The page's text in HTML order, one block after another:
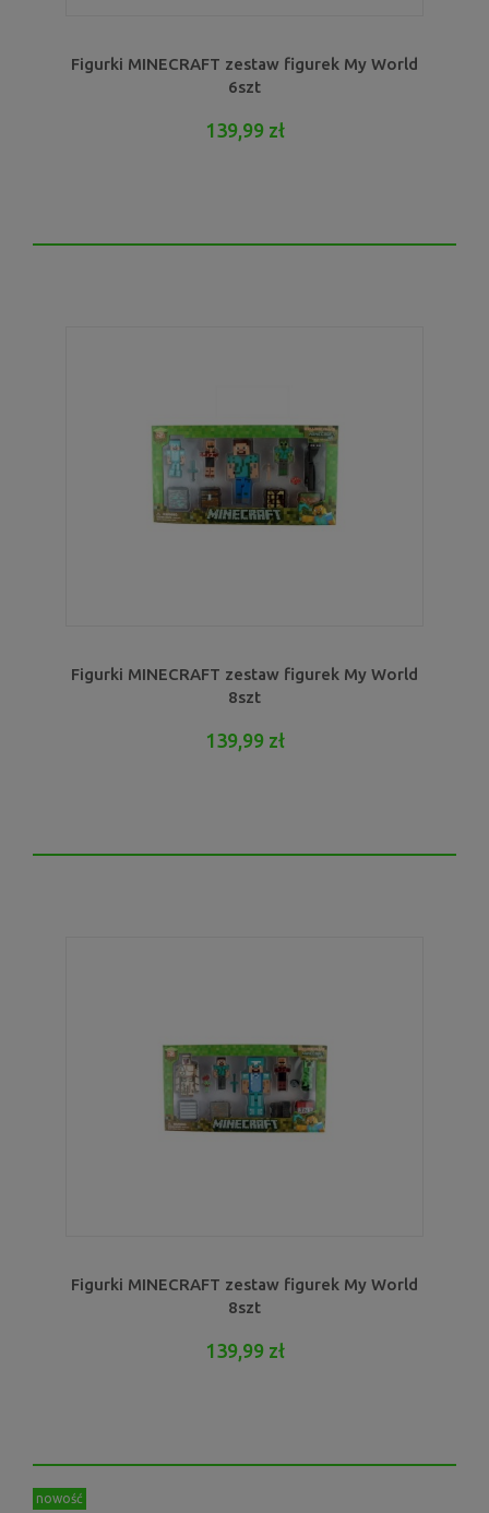
Figurki MINECRAFT zestaw figurek My World
6szt
139,99 zł
Figurki MINECRAFT zestaw figurek My World
8szt
139,99 zł
Figurki MINECRAFT zestaw figurek My World
8szt
139,99 zł
nowość